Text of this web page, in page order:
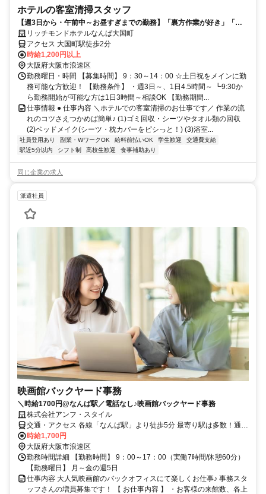
ホテルの客室清掃スタッフ
【週3日から・午前中～お昼すぎまでの勤務】「裏方作業が好き」「コ
ツコツ作業が得意」歓迎！
リッチモンドホテルなんば大国町
アクセス 大国町駅徒歩2分
時給1,200円以上
大阪府大阪市浪速区
勤務曜日・時間 【募集時間】 9：30～14：00 ☆土日祝をメインに勤
務可能な方歓迎！ 【勤務条件】 ・週3日～、1日4.5時間～ ┗9:30か
ら勤務開始が可能な方は1日3時間～相談OK 【勤務期間...
仕事情報 ● 仕事内容 ＼ホテルでの客室清掃のお仕事です／ 作業の流
れのコツさえつかめば簡単♪ (1)ゴミ回収・シーツやタオル類の回収
(2)ベッドメイク(シーツ・枕カバーをピシっと！) (3)浴室...
社員登用あり 副業・WワークOK 給料前払いOK 学生歓迎
交通費支給
駅近5分以内
シフト制 高校生歓迎 食事補助あり
同じ企業の求人
派遣社員
映画館バックヤード事務
＼時給1700円@なんば駅／電話なし♪映画館バックヤード事務
株式会社アンフ・スタイル
交通・アクセス 各線「なんば駅」より徒歩5分 最寄り駅は多数！通勤
便利です♪
時給1,700円
大阪府大阪市浪速区
勤務時間詳細 【勤務時間】 9：00～17：00（実働7時間/休憩60分）
【勤務曜日】 月～金の週5日
仕事内容 大人気映画館のバックオフィスにて楽しくお仕事♪ 事務スタ
ッフさんの増員募集です！ 【 お仕事内容 】 ・お客様の来館数、各上